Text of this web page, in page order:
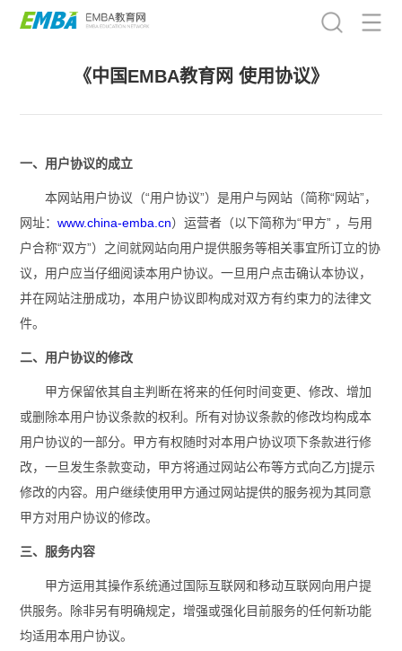
《中国EMBA教育网 使用协议》
一、用户协议的成立
本网站用户协议（“用户协议”）是用户与网站（简称“网站”，
网址：www.china-emba.cn）运营者（以下简称为“甲方” ，与用
户合称“双方”）之间就网站向用户提供服务等相关事宜所订立的协
议，用户应当仔细阅读本用户协议。一旦用户点击确认本协议，
并在网站注册成功，本用户协议即构成对双方有约束力的法律文
件。
二、用户协议的修改
甲方保留依其自主判断在将来的任何时间变更、修改、增加
或删除本用户协议条款的权利。所有对协议条款的修改均构成本
用户协议的一部分。甲方有权随时对本用户协议项下条款进行修
改，一旦发生条款变动，甲方将通过网站公布等方式向乙方]提示
修改的内容。用户继续使用甲方通过网站提供的服务视为其同意
甲方对用户协议的修改。
三、服务内容
甲方运用其操作系统通过国际互联网和移动互联网向用户提
供服务。除非另有明确规定，增强或强化目前服务的任何新功能
均适用本用户协议。